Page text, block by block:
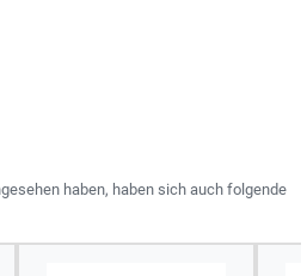
haben, haben sich auch folgende